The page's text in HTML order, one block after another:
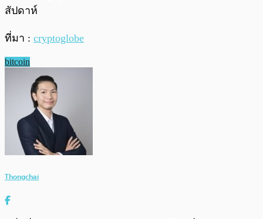
สัปดาห์
ที่มา : cryptoglobe
bitcoin
Thongchai